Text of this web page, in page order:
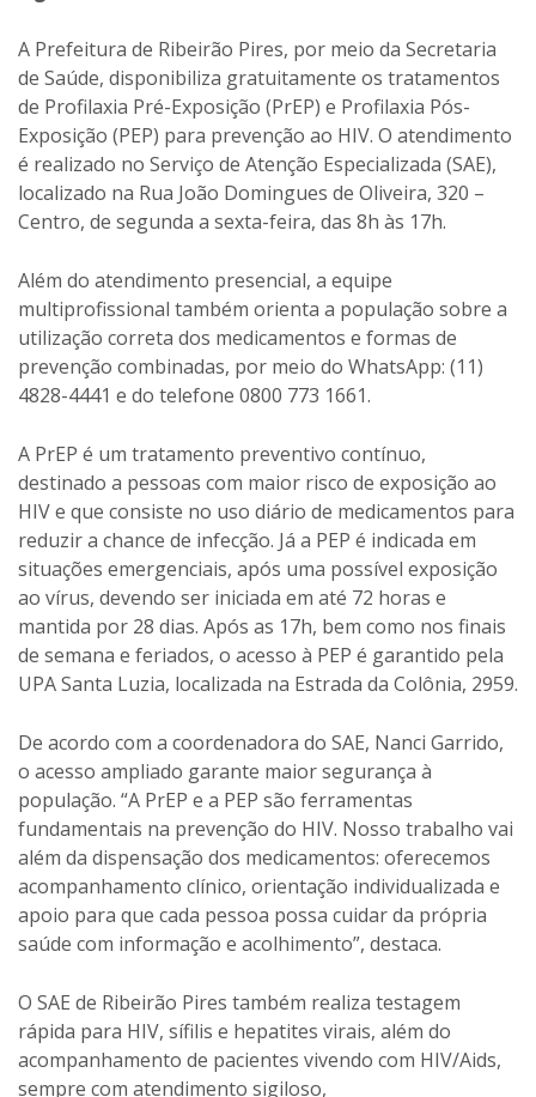
A Prefeitura de Ribeirão Pires, por meio da Secretaria
de Saúde, disponibiliza gratuitamente os tratamentos
de Profilaxia Pré-Exposição (PrEP) e Profilaxia Pós-
Exposição (PEP) para prevenção ao HIV. O atendimento
é realizado no Serviço de Atenção Especializada (SAE),
localizado na Rua João Domingues de Oliveira, 320 –
Centro, de segunda a sexta-feira, das 8h às 17h.
Além do atendimento presencial, a equipe
multiprofissional também orienta a população sobre a
utilização correta dos medicamentos e formas de
prevenção combinadas, por meio do WhatsApp: (11)
4828-4441 e do telefone 0800 773 1661.
A PrEP é um tratamento preventivo contínuo,
destinado a pessoas com maior risco de exposição ao
HIV e que consiste no uso diário de medicamentos para
reduzir a chance de infecção. Já a PEP é indicada em
situações emergenciais, após uma possível exposição
ao vírus, devendo ser iniciada em até 72 horas e
mantida por 28 dias. Após as 17h, bem como nos finais
de semana e feriados, o acesso à PEP é garantido pela
UPA Santa Luzia, localizada na Estrada da Colônia, 2959.
De acordo com a coordenadora do SAE, Nanci Garrido,
o acesso ampliado garante maior segurança à
população. “A PrEP e a PEP são ferramentas
fundamentais na prevenção do HIV. Nosso trabalho vai
além da dispensação dos medicamentos: oferecemos
acompanhamento clínico, orientação individualizada e
apoio para que cada pessoa possa cuidar da própria
saúde com informação e acolhimento”, destaca.
O SAE de Ribeirão Pires também realiza testagem
rápida para HIV, sífilis e hepatites virais, além do
acompanhamento de pacientes vivendo com HIV/Aids,
sempre com atendimento sigiloso,